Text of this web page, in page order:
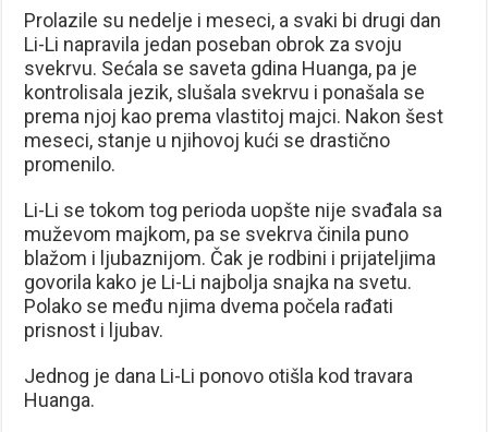
Prolazile su nedelje i meseci, a svaki bi drugi dan
Li-Li napravila jedan poseban obrok za svoju
svekrvu. Sećala se saveta gdina Huanga, pa je
kontrolisala jezik, slušala svekrvu i ponašala se
prema njoj kao prema vlastitoj majci. Nakon šest
meseci, stanje u njihovoj kući se drastično
promenilo.
Li-Li se tokom tog perioda uopšte nije svađala sa
muževom majkom, pa se svekrva činila puno
blažom i ljubaznijom. Čak je rodbini i prijateljima
govorila kako je Li-Li najbolja snajka na svetu.
Polako se među njima dvema počela rađati
prisnost i ljubav.
Jednog je dana Li-Li ponovo otišla kod travara
Huanga.